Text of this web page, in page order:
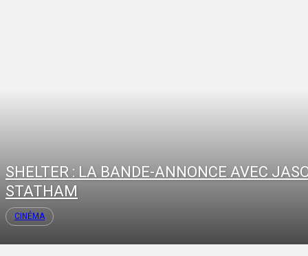
SHELTER : LA BANDE-ANNONCE AVEC
STATHAM
CINÉMA